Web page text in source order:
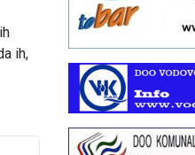
ih,